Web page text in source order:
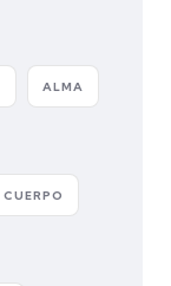
ALMA
CUERPO